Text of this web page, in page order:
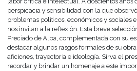
perspicacia y sensibilidad con la que
problemas políticos, económicos y sociales
nos invitan a la reflexión. Esta breve
Preciado de Alba, complementada con su
destacar algunos rasgos formales de su
aficiones, trayectoria e ideología. Sirva el
recordar y brindar un homenaje a este